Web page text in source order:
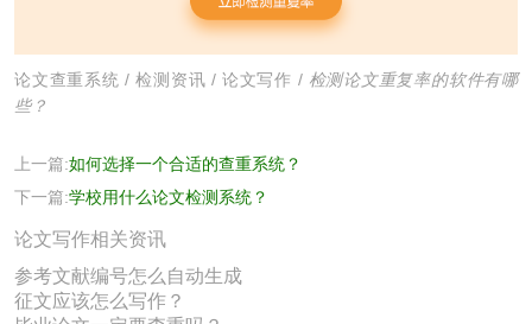
论文查重系统 /检测资讯 / 论文写作 / 检测论文重复率的软件有哪
些？
上一篇:如何选择一个合适的查重系统？
下一篇:学校用什么论文检测系统？
论文写作相关资讯
参考文献编号怎么自动生成
征文应该怎么写作？